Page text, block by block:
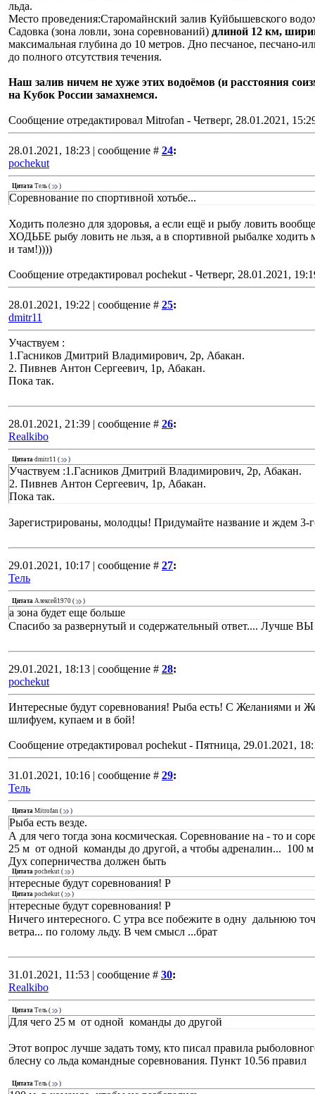
льда.
Место проведения:Старомайнский залив Куйбышевского
Садовка (зона ловли, зона соревнований) длиной 12 км,
максимальная глубина до 10 метров. Дно песчаное, песчано-
до полного отсутствия течения.
Наш залив ничем не хуже этих водоёмов (и расстояния
на Кубок России замахнемся.
Сообщение отредактировал Mitrofan - Четверг, 28.01.2021,
28.01.2021, 18:23 | сообщение # 24:
pochekut
Цитата Тель ( )
Соревнование по спортивной хотьбе...
Ходить полезно для здоровья, а если ещё и рыбу ловить
ХОДЬБЕ рыбу ловить не льзя, а в спортивной рыбалке ходить
и там!))))
Сообщение отредактировал pochekut - Четверг, 28.01.2021,
28.01.2021, 19:22 | сообщение # 25:
dmitr11
Участвуем :
1.Гасников Дмитрий Владимирович, 2р, Абакан.
2. Пивнев Антон Сергеевич, 1р, Абакан.
Пока так.
28.01.2021, 21:39 | сообщение # 26:
Realkibo
Цитата dmitr11 ( )
Участвуем :1.Гасников Дмитрий Владимирович, 2р, Абакан.
2. Пивнев Антон Сергеевич, 1р, Абакан.
Пока так.
Зарегистрированы, молодцы! Придумайте название и ждем 3-
29.01.2021, 10:17 | сообщение # 27:
Тель
Цитата Алексей1970 ( )
а зона будет еще больше
Спасибо за развернутый и содержательный ответ.... Лучше
29.01.2021, 18:13 | сообщение # 28:
pochekut
Интересные будут соревнования! Рыба есть! С Желаниями и
шлифуем, купаем и в бой!
Сообщение отредактировал pochekut - Пятница, 29.01.2021,
31.01.2021, 10:16 | сообщение # 29:
Тель
Цитата Mitrofan ( )
Рыба есть везде.
А для чего тогда зона космическая. Соревнование на - то и
25 м от одной команды до другой, а чтобы адреналин... 100 м
Дух соперничества должен быть
Цитата pochekut ( )
нтересные будут соревнования! Р
Цитата pochekut ( )
нтересные будут соревнования! Р
Ничего интересного. С утра все побежите в одну дальнюю
ветра... по голому льду. В чем смысл ...брат
31.01.2021, 11:53 | сообщение # 30:
Realkibo
Цитата Тель ( )
Для чего 25 м от одной команды до другой
Этот вопрос лучше задать тому, кто писал правила
блесну со льда командные соревнования. Пункт 10.56 правил
Цитата Тель ( )